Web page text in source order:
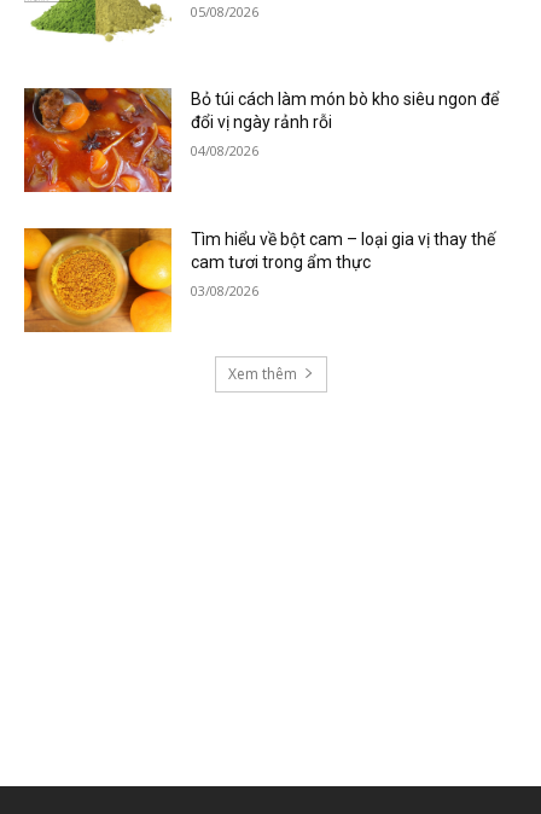
05/08/2026
Bỏ túi cách làm món bò kho siêu ngon để
đổi vị ngày rảnh rỗi
04/08/2026
Tìm hiểu về bột cam – loại gia vị thay thế
cam tươi trong ẩm thực
03/08/2026
Xem thêm